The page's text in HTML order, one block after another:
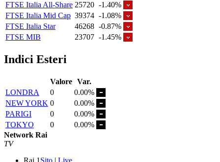
FTSE Italia All-Share 25720 -1.40%
FTSE Italia Mid Cap 39374 -1.08%
FTSE Italia Star
46268 -0.87%
FTSE MIB
23707 -1.45%
Indici Esteri
Valore Var.
LONDRA
0
0.00%
NEW YORK 0
0.00%
PARIGI
0
0.00%
TOKYO
0
0.00%
Network Rai
TV
Rai 1 Sito | Live